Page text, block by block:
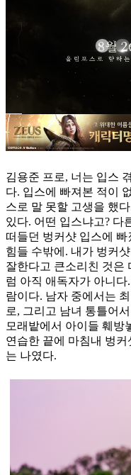
김용준 프로, 너는 입스
다. 입스에 빠져본 적이
스로 말 못할 고생을 했
있다. 어떤 입스냐고? 다
떠들던 벙커샷 입스에
힘들 수밖에. 내가 벙커
잘한다고 큰소리친 것은
럼 아직 애독자가 아니
람이다. 남자 중에서는
로, 그리고 남녀 통틀어
모래밭에서 아이들 훼방
연습한 끝에 마침내 벙
는 나였다.